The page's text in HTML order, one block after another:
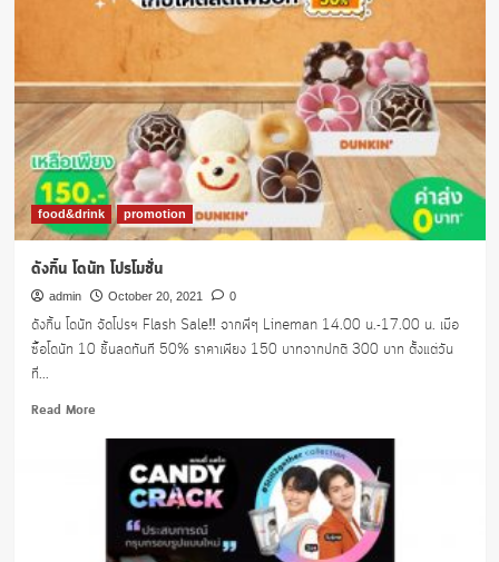
food&drink promotion
ดังกิ้น โดนัท โปรโมชั่น
admin October 20, 2021 0
ดังกิ้น โดนัท จัดโปรฯ Flash Sale‼️ จากพี่ๆ Lineman 14.00 น.-17.00 น. เมื่อ
ซื้อโดนัท 10 ชิ้นลดทันที 50% ราคาเพียง 150 บาทจากปกติ 300 บาท ตั้งแต่วัน
ที่...
Read MoreRead